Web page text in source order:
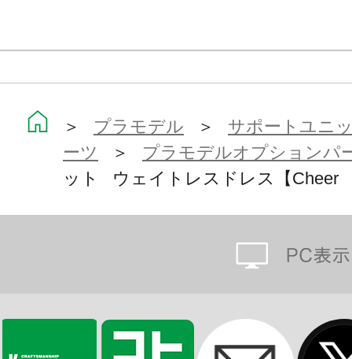
＞ プラモデル ＞ サポートユニ
ーツ
＞ プラモデルオプションパ
ット ウェイトレスドレス【Cheer